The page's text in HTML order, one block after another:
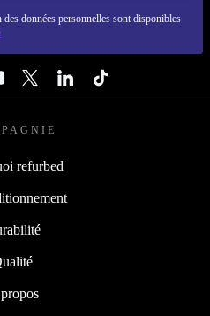
données personnelles sont disponibles
refurbed